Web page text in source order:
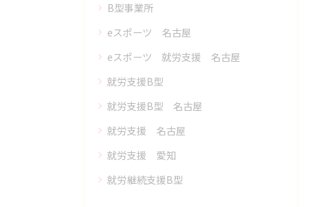
B型事業所
eスポーツ 名古屋
eスポーツ 就労支援 名古屋
就労支援B型
就労支援B型 名古屋
就労支援 名古屋
就労支援 愛知
就労継続支援B型